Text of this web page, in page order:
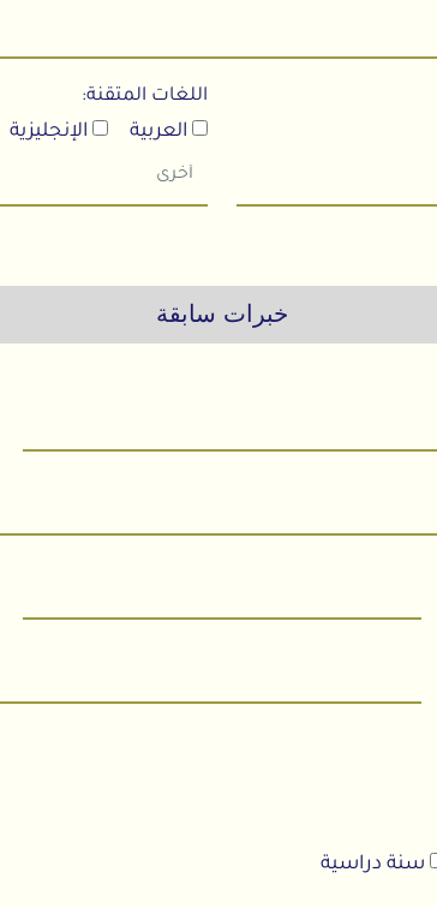
اللغات المتقنة:
العربية الإنجليزية
خبرات سابقة
سنة دراسية